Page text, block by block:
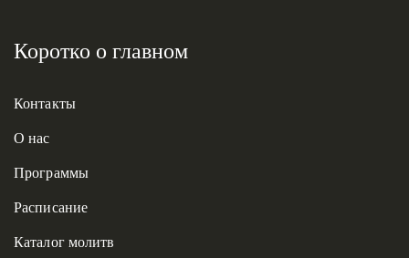
Коротко о главном
Контакты
О нас
Программы
Расписание
Каталог молитв